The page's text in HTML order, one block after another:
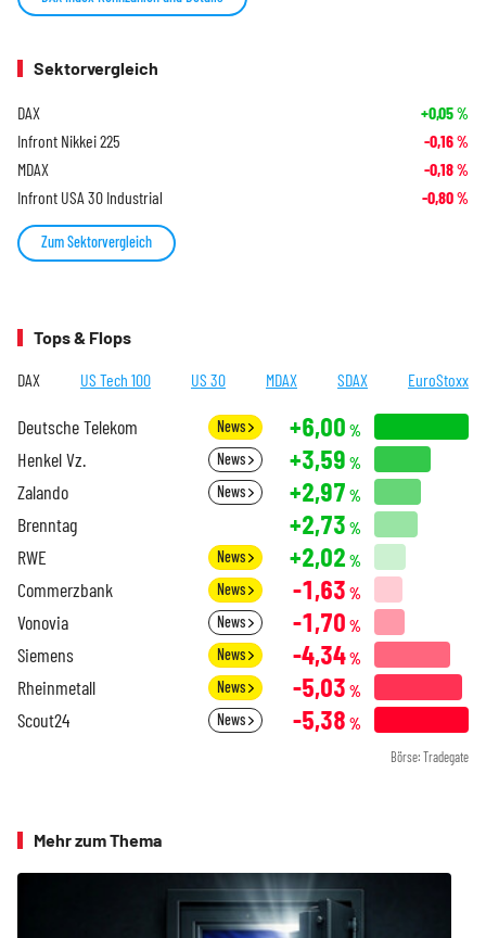
Sektorvergleich
DAX +0,05%
Infront Nikkei 225 -0,16%
MDAX -0,18%
Infront USA 30 Industrial -0,80%
Zum Sektorvergleich
Tops & Flops
DAX US Tech 100 US 30 MDAX SDAX EuroStoxx
Deutsche Telekom News +6,00 %
Henkel Vz. News +3,59 %
Zalando News +2,97 %
Brenntag +2,73 %
RWE News +2,02 %
Commerzbank News -1,63 %
Vonovia News -1,70 %
Siemens News -4,34%
Rheinmetall News -5,03 %
Scout24 News -5,38 %
Börse: Tradegate
Mehr zum Thema